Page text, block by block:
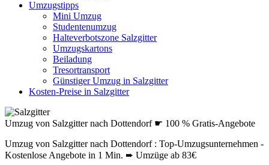
Umzugstipps
Mini Umzug
Studentenumzug
Halteverbotszone Salzgitter
Umzugskartons
Beiladung
Tresortransport
Günstiger Umzug in Salzgitter
Kosten-Preise in Salzgitter
Umzug von Salzgitter nach Dottendorf ☛ 100 % Gratis-Angebote
Umzug von Salzgitter nach Dottendorf : Top-Umzugsunternehmen -
Kostenlose Angebote in 1 Min. ➨ Umzüge ab 83€